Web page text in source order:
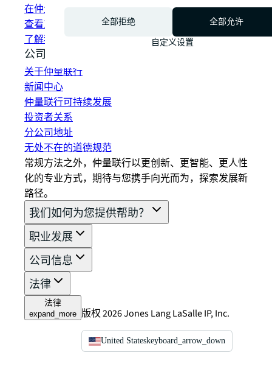
在仲量联行工作
查看工作机会
了解我们的员工
公司信息
关于仲量联行
新闻中心
仲量联行可持续发展
投资者关系
分公司地址
无处不在的道德规范
常规方法之外，仲量联行以更创新、更智能、更人性
化的专业方式，期待与您携手向光而为，探索发展新
路径。
我们如何为您提供帮助？
职业发展
公司信息
法律
法律
expand_more 版权 2026 Jones Lang LaSalle IP, Inc.
United Stateskeyboard_arrow_down
全部拒绝
全部允许
自定义设置